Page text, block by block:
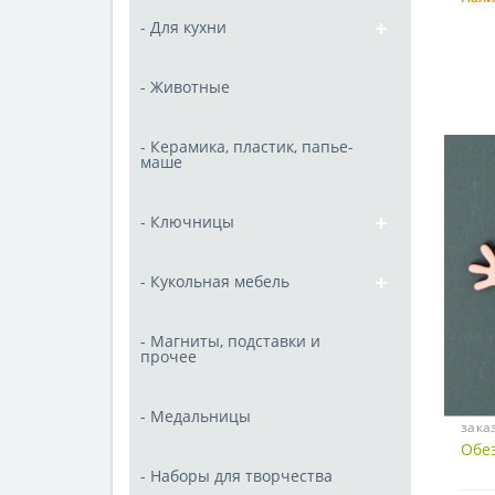
- Для кухни
- Животные
- Керамика, пластик, папье-
маше
- Ключницы
- Кукольная мебель
- Магниты, подставки и
прочее
- Медальницы
- Наборы для творчества